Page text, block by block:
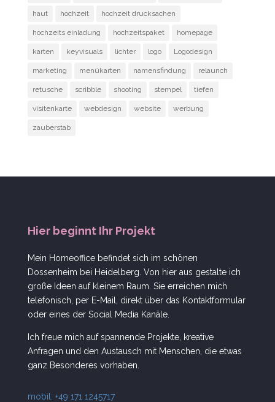
haut hochzeit hochzeit drucksachen
hochzeits einladung hochzeitspaket homepage
karten keyvisuals lichter logo Logodesign
marketing menükarten namensfindung relaunch
retusche scribble shooting stempel tiefen
visitenkarte webdesign website werbung
zauberstab
Hier beginnt Ihr Projekt
Mein Homeoffice befindet sich im schönen
Dossenheim bei Heidelberg. Von hier aus gestalte ich
große Ideen auf kleinem Raum. Sie erreichen mich
telefonisch, per E-Mail, direkt über das Kontaktformular
oder eines der Social Media Kanäle.
Ich freue mich auf spannende Projekte, kreative
Anfragen und den Austausch mit Menschen, die etwas
ganz Besonderes vorhaben.
mobil: +49 171 1245717